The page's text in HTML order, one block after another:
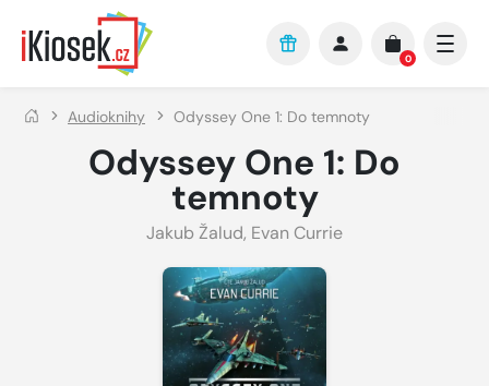
Přejít na hlavní obsah
0
Audioknihy Odyssey One 1: Do temnoty
Odyssey One 1: Do
temnoty
Jakub Žalud, Evan Currie